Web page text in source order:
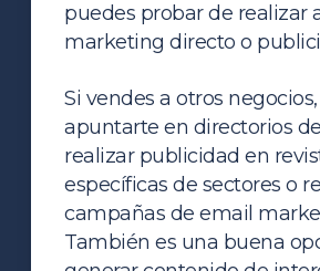
puedes probar de realizar
marketing directo o
Si vendes a otros
apuntarte en directorios
realizar publicidad en
específicas de sectores o
campañas de email
También es una buena